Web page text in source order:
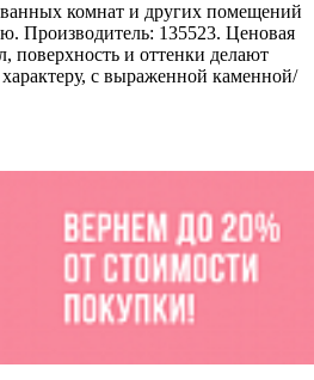
комнат и других помещений
Производитель: 135523. Ценовая
поверхность и оттенки делают
с выраженной каменной/